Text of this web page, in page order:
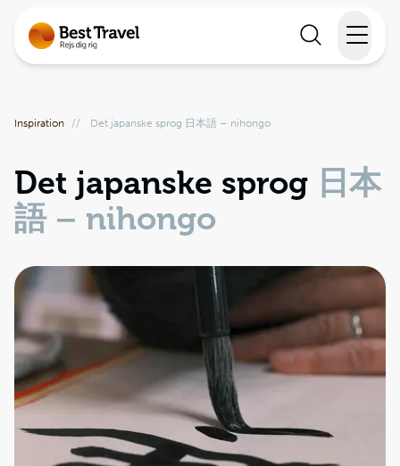
Rejsekalender
Inspiration
Information
Min Rejse
Inspiration // Det japanske sprog 日本語 – nihongo
Det japanske sprog 日本
語 – nihongo